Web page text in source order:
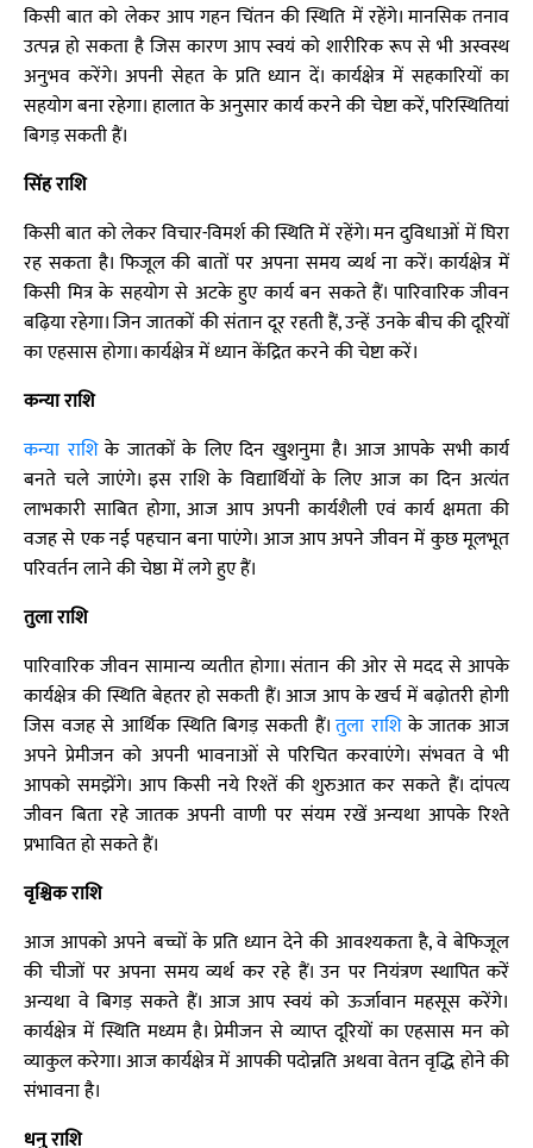
किसी बात को लेकर आप गहन चिंतन की स्थिति में रहेंगे। मानसिक तनाव
उत्पन्न हो सकता है जिस कारण आप स्वयं को शारीरिक रूप से भी अस्वस्थ
अनुभव करेंगे। अपनी सेहत के प्रति ध्यान दें। कार्यक्षेत्र में सहकारियों का
सहयोग बना रहेगा। हालात के अनुसार कार्य करने की चेष्टा करें, परिस्थितियां
बिगड़ सकती हैं।
सिंह राशि
किसी बात को लेकर विचार-विमर्श की स्थिति में रहेंगे। मन दुविधाओं में घिरा
रह सकता है। फिजूल की बातों पर अपना समय व्यर्थ ना करें। कार्यक्षेत्र में
किसी मित्र के सहयोग से अटके हुए कार्य बन सकते हैं। पारिवारिक जीवन
बढ़िया रहेगा। जिन जातकों की संतान दूर रहती हैं, उन्हें उनके बीच की दूरियों
का एहसास होगा। कार्यक्षेत्र में ध्यान केंद्रित करने की चेष्टा करें।
कन्या राशि
कन्या राशिके जातकों के लिए दिन खुशनुमा है। आज आपके सभी कार्य
बनते चले जाएंगे। इस राशि के विद्यार्थियों के लिए आज का दिन अत्यंत
लाभकारी साबित होगा, आज आप अपनी कार्यशैली एवं कार्य क्षमता की
वजह से एक नई पहचान बना पाएंगे। आज आप अपने जीवन में कुछ मूलभूत
परिवर्तन लाने की चेष्ठा में लगे हुए हैं।
तुला राशि
पारिवारिक जीवन सामान्य व्यतीत होगा। संतान की ओर से मदद से आपके
कार्यक्षेत्र की स्थिति बेहतर हो सकती हैं। आज आप के खर्च में बढ़ोतरी होगी
जिस वजह से आर्थिक स्थिति बिगड़ सकती हैं।तुला राशिके जातक आज
अपने प्रेमीजन को अपनी भावनाओं से परिचित करवाएंगे। संभवत वे भी
आपको समझेंगे। आप किसी नये रिश्तें की शुरुआत कर सकते हैं। दांपत्य
जीवन बिता रहे जातक अपनी वाणी पर संयम रखें अन्यथा आपके रिश्ते
प्रभावित हो सकते हैं।
वृश्चिक राशि
आज आपको अपने बच्चों के प्रति ध्यान देने की आवश्यकता है, वे बेफिजूल
की चीजों पर अपना समय व्यर्थ कर रहे हैं। उन पर नियंत्रण स्थापित करें
अन्यथा वे बिगड़ सकते हैं। आज आप स्वयं को ऊर्जावान महसूस करेंगे।
कार्यक्षेत्र में स्थिति मध्यम है। प्रेमीजन से व्याप्त दूरियों का एहसास मन को
व्याकुल करेगा। आज कार्यक्षेत्र में आपकी पदोन्नति अथवा वेतन वृद्धि होने की
संभावना है।
धनु राशि